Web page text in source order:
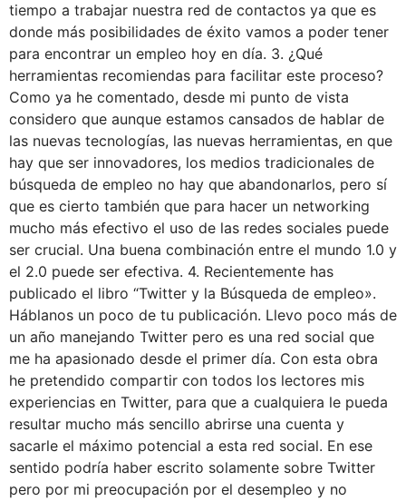
tiempo a trabajar nuestra red de contactos ya que es
donde más posibilidades de éxito vamos a poder tener
para encontrar un empleo hoy en día. 3. ¿Qué
herramientas recomiendas para facilitar este proceso?
Como ya he comentado, desde mi punto de vista
considero que aunque estamos cansados de hablar de
las nuevas tecnologías, las nuevas herramientas, en que
hay que ser innovadores, los medios tradicionales de
búsqueda de empleo no hay que abandonarlos, pero sí
que es cierto también que para hacer un networking
mucho más efectivo el uso de las redes sociales puede
ser crucial. Una buena combinación entre el mundo 1.0 y
el 2.0 puede ser efectiva. 4. Recientemente has
publicado el libro “Twitter y la Búsqueda de empleo».
Háblanos un poco de tu publicación. Llevo poco más de
un año manejando Twitter pero es una red social que
me ha apasionado desde el primer día. Con esta obra
he pretendido compartir con todos los lectores mis
experiencias en Twitter, para que a cualquiera le pueda
resultar mucho más sencillo abrirse una cuenta y
sacarle el máximo potencial a esta red social. En ese
sentido podría haber escrito solamente sobre Twitter
pero por mi preocupación por el desempleo y no